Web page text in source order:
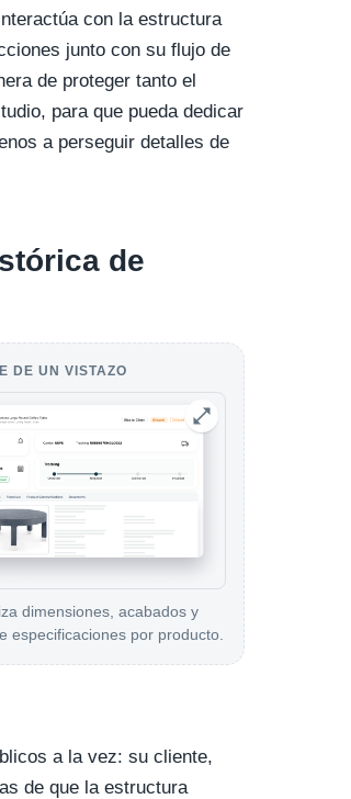
con la estructura
junto con su flujo de
de proteger tanto el
para que pueda dedicar
a perseguir detalles de
de
DE UN VISTAZO
dimensiones, acabados y
especificaciones por producto.
a la vez: su cliente,
de que la estructura